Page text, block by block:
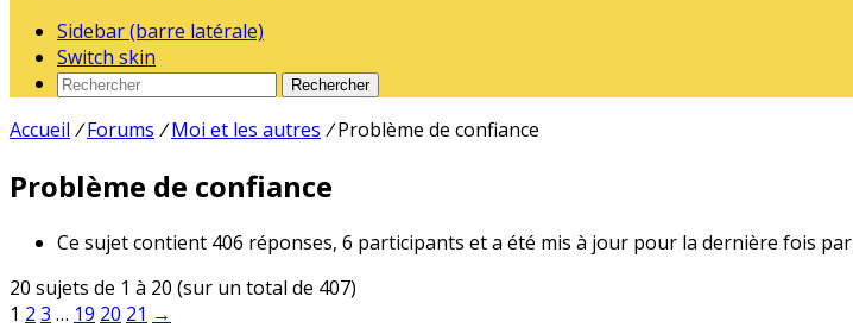
Sidebar (barre latérale)
Switch skin
Rechercher
Accueil / Forums / Moi et les autres / Problème de confiance
Problème de confiance
Ce sujet contient 406 réponses, 6 participants et a été mis à jour pour la dernière fois par
20 sujets de 1 à 20 (sur un total de 407)
1 2 3 … 19 20 21 →